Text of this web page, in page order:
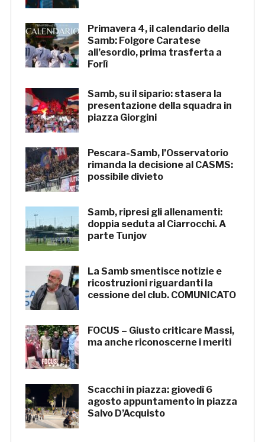
Primavera 4, il calendario della
Samb: Folgore Caratese
all’esordio, prima trasferta a
Forlì
Samb, su il sipario: stasera la
presentazione della squadra in
piazza Giorgini
Pescara-Samb, l’Osservatorio
rimanda la decisione al CASMS:
possibile divieto
Samb, ripresi gli allenamenti:
doppia seduta al Ciarrocchi. A
parte Tunjov
La Samb smentisce notizie e
ricostruzioni riguardanti la
cessione del club. COMUNICATO
FOCUS – Giusto criticare Massi,
ma anche riconoscerne i meriti
Scacchi in piazza: giovedì 6
agosto appuntamento in piazza
Salvo D’Acquisto